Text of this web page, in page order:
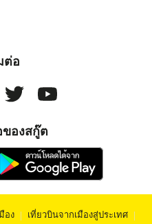
ต่อ
องสกู๊ต
อง | เที่ยวบินจากเมืองสู่ประเทศ |